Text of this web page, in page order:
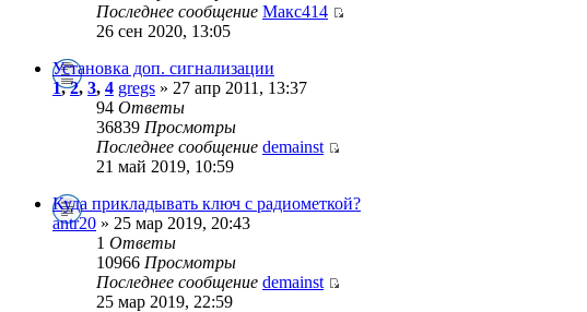
Последнее сообщение Макс414
26 сен 2020, 13:05
Установка доп. сигнализации
1,2, 3, 4 gregs » 27 апр 2011, 13:37
94 Ответы
36839 Просмотры
Последнее сообщение demainst
21 май 2019, 10:59
Куда прикладывать ключ с радиометкой?
antr20 » 25 мар 2019, 20:43
1 Ответы
10966 Просмотры
Последнее сообщение demainst
25 мар 2019, 22:59